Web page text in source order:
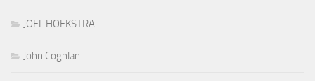
JOEL HOEKSTRA
John Coghlan